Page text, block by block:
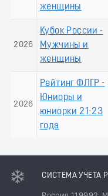
женщины
2026
Кубок России -
Мужчины и
женщины
2026
Рейтинг ФЛГР -
Юниоры и
юниорки 21-23
года
СИСТЕМА УЧЕТА